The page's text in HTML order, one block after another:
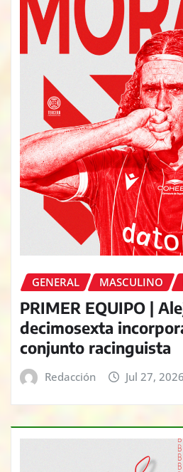
GENERAL MASCULINO
PRIMER EQUIPO |
decimosexta
conjunto racinguista
Redacción Jul 27, 2026